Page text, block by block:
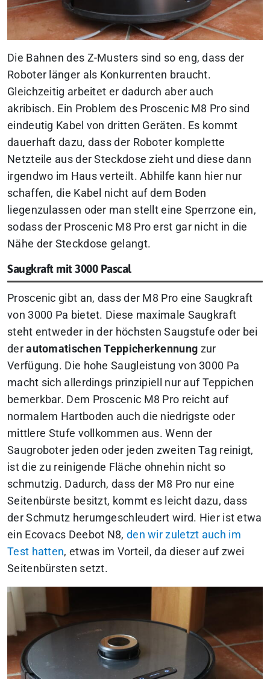
Die Bahnen des Z-Musters sind so eng, dass der
Roboter länger als Konkurrenten braucht.
Gleichzeitig arbeitet er dadurch aber auch
akribisch. Ein Problem des Proscenic M8 Pro sind
eindeutig Kabel von dritten Geräten. Es kommt
dauerhaft dazu, dass der Roboter komplette
Netzteile aus der Steckdose zieht und diese dann
irgendwo im Haus verteilt. Abhilfe kann hier nur
schaffen, die Kabel nicht auf dem Boden
liegenzulassen oder man stellt eine Sperrzone ein,
sodass der Proscenic M8 Pro erst gar nicht in die
Nähe der Steckdose gelangt.
Saugkraft mit 3000 Pascal
Proscenic gibt an, dass der M8 Pro eine Saugkraft
von 3000 Pa bietet. Diese maximale Saugkraft
steht entweder in der höchsten Saugstufe oder bei
derautomatischen Teppicherkennung zur
Verfügung. Die hohe Saugleistung von 3000 Pa
macht sich allerdings prinzipiell nur auf Teppichen
bemerkbar. Dem Proscenic M8 Pro reicht auf
normalem Hartboden auch die niedrigste oder
mittlere Stufe vollkommen aus. Wenn der
Saugroboter jeden oder jeden zweiten Tag reinigt,
ist die zu reinigende Fläche ohnehin nicht so
schmutzig. Dadurch, dass der M8 Pro nur eine
Seitenbürste besitzt, kommt es leicht dazu, dass
der Schmutz herumgeschleudert wird. Hier ist etwa
ein Ecovacs Deebot N8, den wir zuletzt auch im
Test hatten, etwas im Vorteil, da dieser auf zwei
Seitenbürsten setzt.